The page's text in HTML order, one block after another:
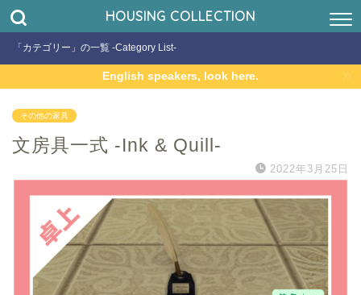
HOUSING COLLECTION
「カテゴリー」の一覧 -Category List-
English speakers, look here.
その他の家具
文房具一式 -Ink & Quill-
2022年3月25日